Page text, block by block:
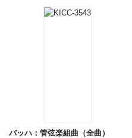
バッハ：管弦楽組曲（全曲）